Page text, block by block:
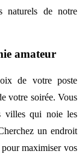
naturels de notre
amateur
de votre poste
votre soirée. Vous
villes qui noie les
un endroit
maximiser vos